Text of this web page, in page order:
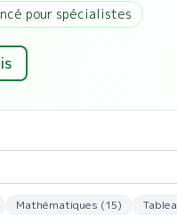
pour spécialistes
Mathématiques (15)